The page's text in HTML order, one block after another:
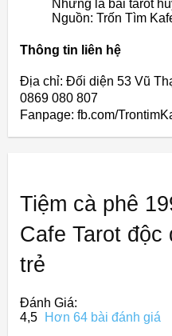
Những lá bài tarot
Nguồn: Trốn Tìm
Thông tin liên hệ
Địa chỉ: Đối diện 53 Vũ
0869 080 807
Fanpage: fb.com/
Tiệm cà phê
Cafe Tarot
trẻ
Đánh Giá:
4,5
Hơn 64 bài đánh giá